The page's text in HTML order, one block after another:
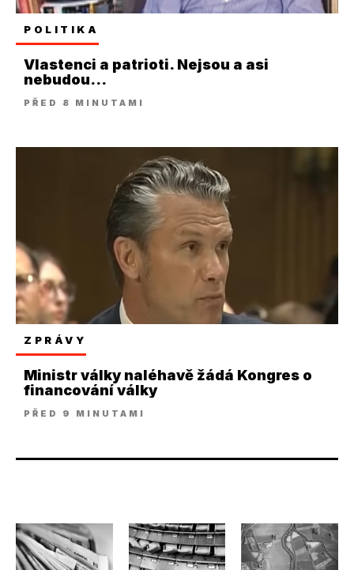
POLITIKA
Vlastenci a patrioti. Nejsou a asi
nebudou...
PŘED 8 MINUTAMI
ZPRÁVY
Ministr války naléhavě žádá Kongres o
financování války
PŘED 9 MINUTAMI